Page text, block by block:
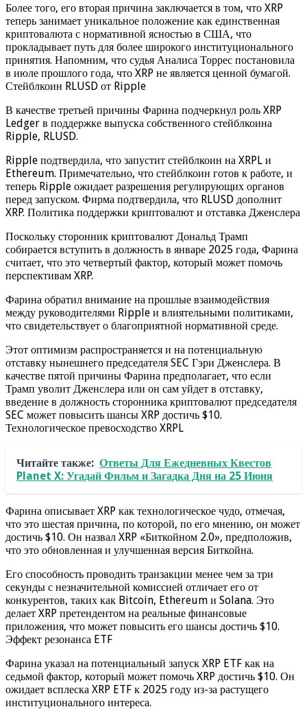
Более того, его вторая причина заключается в том, что XRP
теперь занимает уникальное положение как единственная
криптовалюта с нормативной ясностью в США, что
прокладывает путь для более широкого институционального
принятия. Напомним, что судья Аналиса Торрес постановила
в июле прошлого года, что XRP не является ценной бумагой.
Стейблкоин RLUSD от Ripple
В качестве третьей причины Фарина подчеркнул роль XRP
Ledger в поддержке выпуска собственного стейблкоина
Ripple, RLUSD.
Ripple подтвердила, что запустит стейблкоин на XRPL и
Ethereum. Примечательно, что стейблкоин готов к работе, и
теперь Ripple ожидает разрешения регулирующих органов
перед запуском. Фирма подтвердила, что RLUSD дополнит
XRP. Политика поддержки криптовалют и отставка Дженслера
Поскольку сторонник криптовалют Дональд Трамп
собирается вступить в должность в январе 2025 года, Фарина
считает, что это четвертый фактор, который может помочь
перспективам XRP.
Фарина обратил внимание на прошлые взаимодействия
между руководителями Ripple и влиятельными политиками,
что свидетельствует о благоприятной нормативной среде.
Этот оптимизм распространяется и на потенциальную
отставку нынешнего председателя SEC Гэри Дженслера. В
качестве пятой причины Фарина предполагает, что если
Трамп уволит Дженслера или он сам уйдет в отставку,
введение в должность сторонника криптовалют председателя
SEC может повысить шансы XRP достичь $10.
Технологическое превосходство XRPL
Читайте также: Ответы Для Ежедневных Квестов
Planet X: Угадай Фильм и Загадка Дня на 25 Июня
Фарина описывает XRP как технологическое чудо, отмечая,
что это шестая причина, по которой, по его мнению, он может
достичь $10. Он назвал XRP «Биткойном 2.0», предположив,
что это обновленная и улучшенная версия Биткойна.
Его способность проводить транзакции менее чем за три
секунды с незначительной комиссией отличает его от
конкурентов, таких как Bitcoin, Ethereum и Solana. Это
делает XRP претендентом на реальные финансовые
приложения, что может повысить его шансы достичь $10.
Эффект резонанса ETF
Фарина указал на потенциальный запуск XRP ETF как на
седьмой фактор, который может помочь XRP достичь $10. Он
ожидает всплеска XRP ETF к 2025 году из-за растущего
институционального интереса.